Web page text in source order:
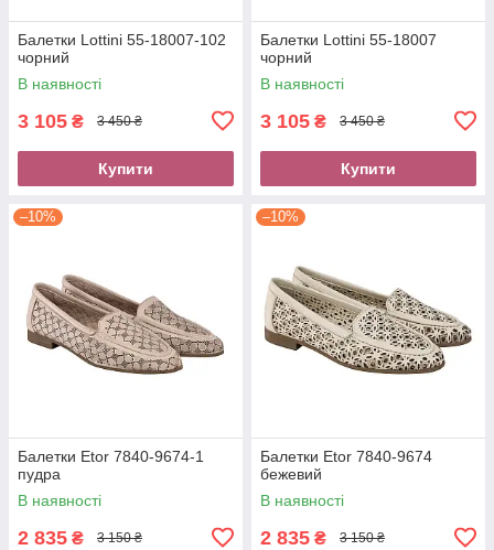
Балетки Lottini 55-18007-102
чорний
В наявності
3 105 ₴ 3 450 ₴
Купити
Балетки Lottini 55-18007
чорний
В наявності
3 105 ₴ 3 450 ₴
Купити
–10%
Балетки Etor 7840-9674-1
пудра
В наявності
2 835 ₴ 3 150 ₴
–10%
Балетки Etor 7840-9674
бежевий
В наявності
2 835 ₴ 3 150 ₴